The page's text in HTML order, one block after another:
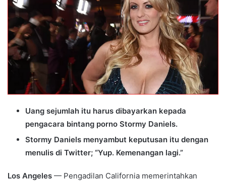
Uang sejumlah itu harus dibayarkan kepada
pengacara bintang porno Stormy Daniels.
Stormy Daniels menyambut keputusan itu dengan
menulis di Twitter; “Yup. Kemenangan lagi.”
Los Angeles — Pengadilan California memerintahkan